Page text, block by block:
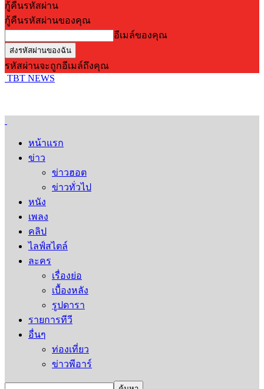
กู้คืนรหัสผ่าน
กู้คืนรหัสผ่านของคุณ
อีเมล์ของคุณ
รหัสผ่านจะถูกอีเมล์ถึงคุณ
TBT NEWS
หน้าแรก
ข่าว
ข่าวฮอต
ข่าวทั่วไป
หนัง
เพลง
คลิป
ไลฟ์สไตล์
ละคร
เรื่องย่อ
เบื้องหลัง
รูปดารา
รายการทีวี
อื่นๆ
ท่องเที่ยว
ข่าวพีอาร์